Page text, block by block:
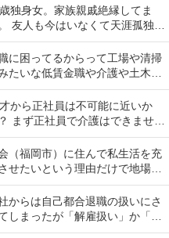
は調べながら行ったのですが、
教養(国...
独身女。家族親戚絶縁してま
友人も今はいなくて天涯孤独。
保護ヌケる為に、就活にあた
緊急連絡先 がネックになり駄目
ってます。 現在賃...
に困ってるからって工場や清掃
たいな低賃金職や介護や土木作
たいなキツくてなりたがる人が
いから入りやすい業種を軽々し
めてくる。 これって親...
から正社員は不可能に近いか
まず正社員で介護はできませ
警備員は難しいです。できませ
運送会社の運転手は無理です。
ません 過去にうつ...
（福岡市）に住んで私生活を充
せたいという理由だけで地場の
企業を選び、大手グループ子会
北九州）を蹴るのは長期的に見
ったいないですか？
からは自己都合退職の扱いにさ
しまったが「解雇扱い」か「特
由離職者」に労基やハローワー